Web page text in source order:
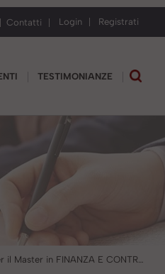
Contatti Login Registrati
TESTIMONIANZE